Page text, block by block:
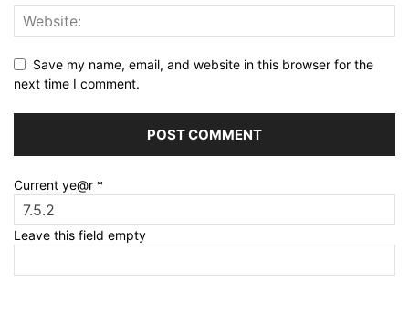
Save my name, email, and website in this browser for the
next time I comment.
Current ye@r *
Leave this field empty